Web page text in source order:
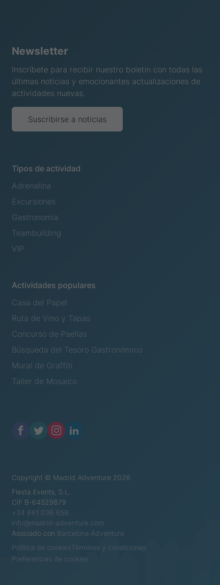
Newsletter
Inscríbete para recibir nuestro boletín con todas las
últimas noticias y emocionantes actualizaciones de
actividades nuevas.
Suscribirse a noticias
Tipos de actividad
Adrenalina
Excursiones
Gastronomía
Teambuilding
VIP
Actividades populares
Casa del Papel
Ruta de Vino y Tapas
Concurso de Paellas
Búsqueda del Tesoro Gastronómico
Mural de Graffiti
Taller de Mosaico
Copyright © Madrid Adventure 2026
Fiesta Events, S.L.
CIF B-64529879
+34 661 036 658
info@madrid-adventure.com
Asociado con Barcelona Adventure
Política de cookiesTérminos y condiciones
Preferencias de cookies